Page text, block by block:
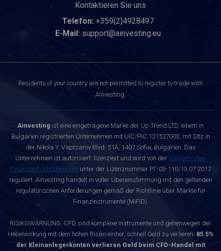
Kontaktieren Sie uns
Telefon: +359(2)4928497
E-Mail: support@ainvesting.eu
Residents of your country are not permitted to register to trade with
Ainvesting.
Ainvesting ist eine eingetragene Marke der Up Trend LTD, einem in
Bulgarien registrierten Unternehmen mit UIC/PIC 121527003, mit Sitz in
der Nikola Y. Vaptsarov Blvd. 51A, 1407 Sofia, Bulgarien. Das
Unternehmen ist autorisiert, lizenziert und wird von der bulgarischen
Finanzaufsichtsbehördeunter der Lizenznummer РГ-03-110/13.07.2017
reguliert. Ainvesting handelt in voller Übereinstimmung mit den geltenden
regulatorischen Anforderungen gemäß der Richtlinie über Märkte für
Finanzinstrumente (MiFID).
RISIKOWARNUNG: CFD sind komplexe Instrumente und gehenwegen der
Hebelwirkung mit dem hohen Risiko einher, schnell Geld zu verlieren. 85.5%
der Kleinanlegerkonten verlieren Geld beim CFD-Handel mit